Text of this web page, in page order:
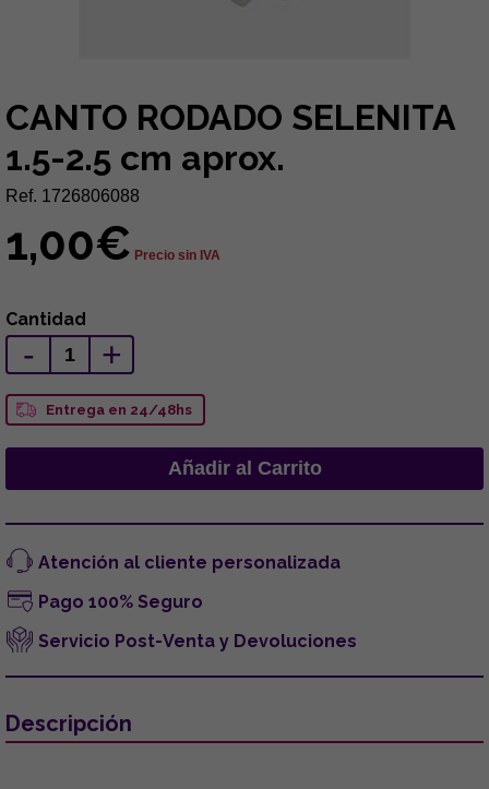
CANTO RODADO SELENITA
1.5-2.5 cm aprox.
Ref. 1726806088
1,00€ Precio sin IVA
Cantidad
- +
Entrega en 24/48hs
Atención al cliente personalizada
Pago 100% Seguro
Servicio Post-Venta y Devoluciones
Descripción